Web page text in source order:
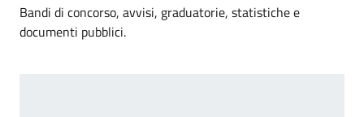
Bandi di concorso, avvisi, graduatorie, statistiche e
documenti pubblici.